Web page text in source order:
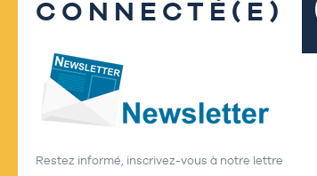
CONNECTÉ(E)
Restez informé, inscrivez-vous à notre lettre